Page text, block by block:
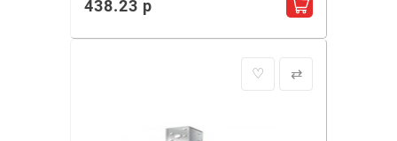
438.23 р Добавить в
♡ ⇄